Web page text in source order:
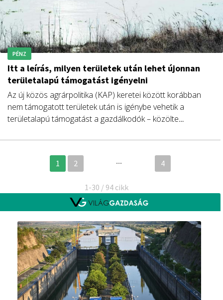
PÉNZ
Itt a leírás, milyen területek után lehet újonnan
területalapú támogatást igényelni
Az új közös agrárpolitika (KAP) keretei között korábban
nem támogatott területek után is igénybe vehetik a
területalapú támogatást a gazdálkodók – közölte
államtitkára.
1 2 ... 4
1-30 / 94 cikk